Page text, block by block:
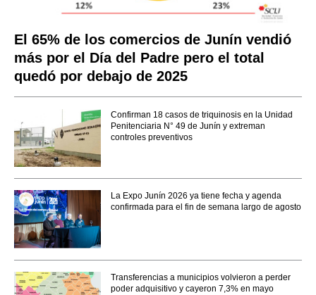
El 65% de los comercios de Junín vendió
más por el Día del Padre pero el total
quedó por debajo de 2025
Confirman 18 casos de triquinosis en la Unidad
Penitenciaria N° 49 de Junín y extreman
controles preventivos
La Expo Junín 2026 ya tiene fecha y agenda
confirmada para el fin de semana largo de agosto
Transferencias a municipios volvieron a perder
poder adquisitivo y cayeron 7,3% en mayo